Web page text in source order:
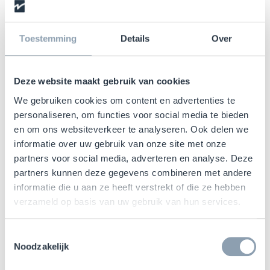
Toestemming Details Over
Deze website maakt gebruik van cookies
We gebruiken cookies om content en advertenties te
personaliseren, om functies voor social media te bieden
en om ons websiteverkeer te analyseren. Ook delen we
informatie over uw gebruik van onze site met onze
partners voor social media, adverteren en analyse. Deze
partners kunnen deze gegevens combineren met andere
informatie die u aan ze heeft verstrekt of die ze hebben
verzameld op basis van uw gebruik van hun services.
Noodzakelijk
Consent
IK ACCEPTEER DE VOORWAARDEN
VAN HET
By introducing and sending your data through this form,
you give unequivocal consent to CHECKPOINT SYSTEMS
to the processing of your personal data with the sole
purpose of answering your query. You can exercise the
rights of access, rectification, opposition and cancellation
at any time, by written notice, indicating your data,
sending a letter to CHECKPOINT SYSTEMS to the